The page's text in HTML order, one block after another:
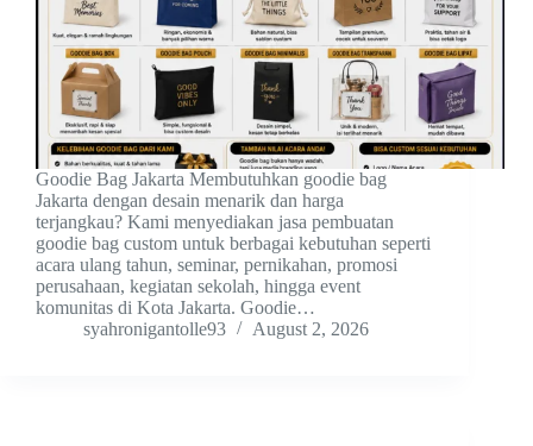
Goodie Bag Jakarta Membutuhkan goodie bag
Jakarta dengan desain menarik dan harga
terjangkau? Kami menyediakan jasa pembuatan
goodie bag custom untuk berbagai kebutuhan seperti
acara ulang tahun, seminar, pernikahan, promosi
perusahaan, kegiatan sekolah, hingga event
komunitas di Kota Jakarta. Goodie…
syahronigantolle93
August 2, 2026